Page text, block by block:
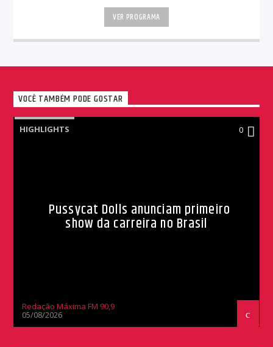
VER PROGRAMA
VOCÊ TAMBÉM PODE GOSTAR
HIGHLIGHTS 0
Pussycat Dolls anunciam primeiro
show da carreira no Brasil
Redação Máxima FM 90,9
05/08/2026